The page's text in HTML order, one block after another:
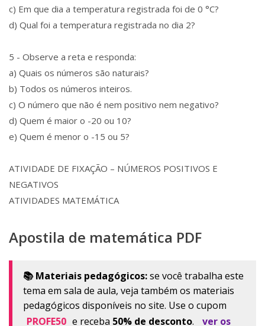
c) Em que dia a temperatura registrada foi de 0 °C?
d) Qual foi a temperatura registrada no dia 2?
5 - Observe a reta e responda:
a) Quais os números são naturais?
b) Todos os números inteiros.
c) O número que não é nem positivo nem negativo?
d) Quem é maior o -20 ou 10?
e) Quem é menor o -15 ou 5?
ATIVIDADE DE FIXAÇÃO – NÚMEROS POSITIVOS E
NEGATIVOS
ATIVIDADES MATEMÁTICA
Apostila de matemática PDF
📚 Materiais pedagógicos:se você trabalha este
tema em sala de aula, veja também os materiais
pedagógicos disponíveis no site. Use o cupom
PROFE50 e receba 50% de desconto.
ver os